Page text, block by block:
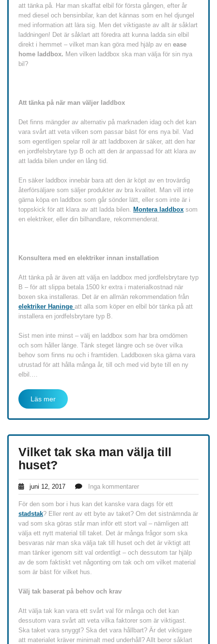
att tänka på. Har man skaffat elbil för första gången, efter år
med diesel och bensinbilar, kan det kännas som en hel djungel
med information att lära sig. Men det viktigaste av allt är såklart
laddningen! Det är såklart att föredra att kunna ladda sin elbil
direkt i hemmet – vilket man kan göra med hjälp av en ease
home laddbox. Men vilken laddbox ska man välja för sin nya
bil?
Att tänka på när man väljer laddbox
Det finns mängder av alternativ på marknaden idag och det kan
vara svårt att veta vilken som passar bäst för ens nya bil. Vad
som egentligen spelar roll är att laddboxen är säker, att den har
en jordfelsbrytare typ B och att den är anpassad för att klara av
att ladda bilen under en lång tid.
En säker laddbox innebär bara att den är köpt av en trovärdig
återförsäljare som säljer produkter av bra kvalitet. Man vill inte
gärna köpa en laddbox som går sönder lätt, eller som inte är i
toppskick för att klara av att ladda bilen. Montera laddbox som
en elektriker, eller din bilhandlare, rekommenderat.
Konsultera med en elektriker innan installation
Att tänka på är även att välja en laddbox med jordfelsbrytare typ
B – för att slippa betala 1500 kr extra i materialkostnad när
boxen ska installeras. Det är en allmän rekommendation från
elektriker Haninge att alla som köper en elbil bör tänka på att
installera en jordfelsbrytare typ B.
Sist men inte minst – välj en laddbox som har bra omdömen
och som håller länge. Tänk steget längre och se över vilka
behov som finns nu och i framtiden. Laddboxen ska gärna vara
utrustad för att hålla många år, till och med vid byte till en ny
elbil.…
Läs mer
Vilket tak ska man välja till
huset?
juni 12, 2017 Inga kommentarer
För den som bor i hus kan det kanske vara dags för ett
stadstak? Eller rent av ett byte av taket? Om det sistnämnda är
vad som ska göras står man inför ett stort val – nämligen att
välja ett nytt material till taket. Det är många frågor som ska
besvaras när man ska välja tak till huset och det är viktigt att
man tänker igenom sitt val ordentligt – och dessutom tar hjälp
av de som faktiskt vet någonting om tak och om vilket material
som är bäst för vilket hus.
Välj tak baserat på behov och krav
Att välja tak kan vara ett svårt val för många och det kan
dessutom vara svårt att veta vilka faktorer som är viktigast.
Ska taket vara snyggt? Ska det vara hållbart? Är det viktigare
att materialet kräver minimalt med underhåll? Allt beror såklart